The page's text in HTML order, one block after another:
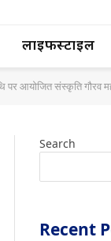
लाइफस्टाइल
पर आयोजित संस्कृति
Search
Recent